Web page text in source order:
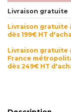
Livraison gratuite
Livraison gratuite
dès 199€ HT
Livraison gratuite
France
dès 249€ HT